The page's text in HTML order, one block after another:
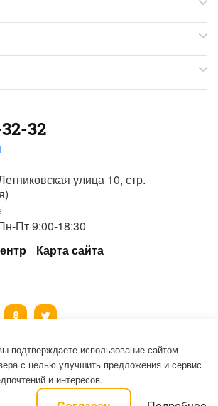
32
улица 10, стр.
Пт 9:00-18:30
Карта сайта
и пользовательское соглашение на
подтверждаете использование сайтом
с целью улучшить предложения и сервис
и интересов.